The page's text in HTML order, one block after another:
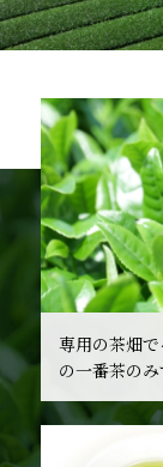
専用の茶畑
の一番茶の